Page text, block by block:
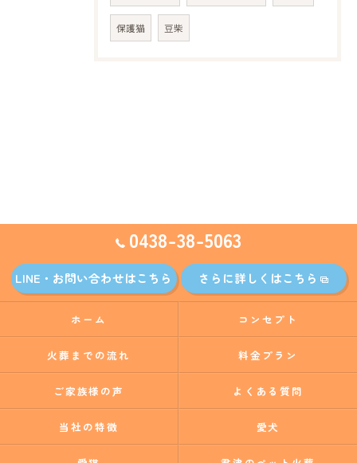
保護猫 豆柴
0438-38-5063
LINE・お問い合わせはこちら さらに詳しくはこちら
ホーム コンセプト
火葬までの流れ 料金プラン
ご家族様の声 よくある質問
当社の特徴 愛犬